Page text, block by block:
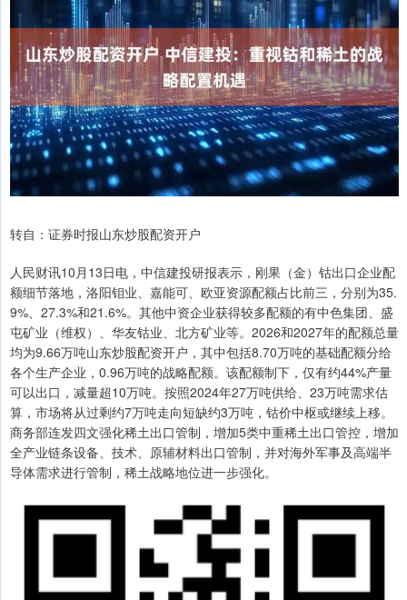
转自：证券时报山东炒股配资开户
人民财讯10月13日电，中信建投研报表示，刚果（金）钴出口企业配
额细节落地，洛阳钼业、嘉能可、欧亚资源配额占比前三，分别为35.
9%、27.3%和21.6%。其他中资企业获得较多配额的有中色集团、盛
屯矿业（维权）、华友钴业、北方矿业等。2026和2027年的配额总量
均为9.66万吨山东炒股配资开户，其中包括8.70万吨的基础配额分给
各个生产企业，0.96万吨的战略配额。该配额制下，仅有约44%产量
可以出口，减量超10万吨。按照2024年27万吨供给、23万吨需求估
算，市场将从过剩约7万吨走向短缺约3万吨，钴价中枢或继续上移。
商务部连发四文强化稀土出口管制，增加5类中重稀土出口管控，增加
全产业链条设备、技术、原辅材料出口管制，并对海外军事及高端半
导体需求进行管制，稀土战略地位进一步强化。